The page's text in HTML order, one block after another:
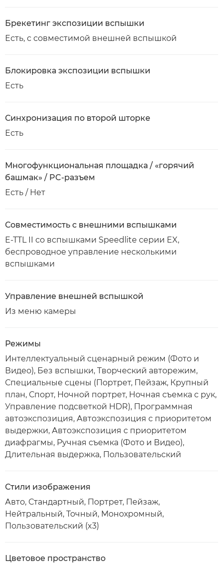
Брекетинг экспозиции вспышки
Есть, с совместимой внешней вспышкой
Блокировка экспозиции вспышки
Есть
Синхронизация по второй шторке
Есть
Многофункциональная площадка / «горячий
башмак» / PC-разъем
Есть / Нет
Совместимость с внешними вспышками
E-TTL II со вспышками Speedlite серии EX,
беспроводное управление несколькими
вспышками
Управление внешней вспышкой
Из меню камеры
Режимы
Интеллектуальный сценарный режим (Фото и
Видео), Без вспышки, Творческий авторежим,
Специальные сцены (Портрет, Пейзаж, Крупный
план, Спорт, Ночной портрет, Ночная съемка с рук,
Управление подсветкой HDR), Программная
автоэкспозиция, Автоэкспозиция с приоритетом
выдержки, Автоэкспозиция с приоритетом
диафрагмы, Ручная съемка (Фото и Видео),
Длительная выдержка, Пользовательский
Стили изображения
Авто, Стандартный, Портрет, Пейзаж,
Нейтральный, Точный, Монохромный,
Пользовательский (x3)
Цветовое пространство